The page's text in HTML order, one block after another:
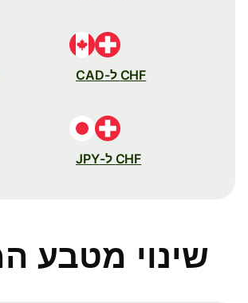
CHF ל-CAD
CHF ל-JPY
שינוי מטבע